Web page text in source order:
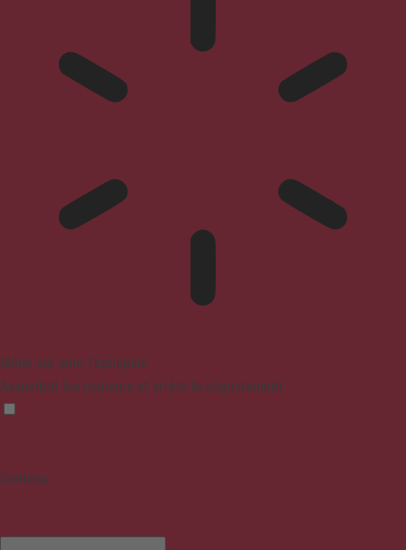
Mode sûr pour l'épilepsie
Assombrit les couleurs et arrête le clignotement
Contenu